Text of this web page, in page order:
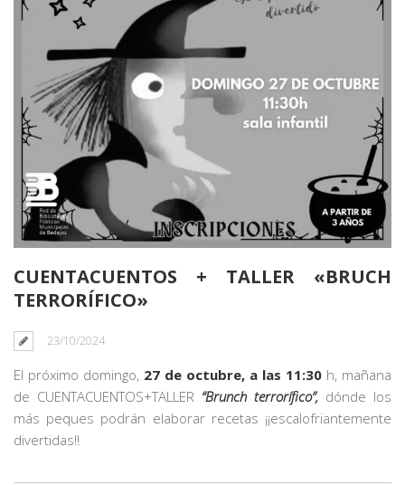
CUENTACUENTOS + TALLER «BRUCH
TERRORÍFICO»
23/10/2024
El próximo domingo, 27 de octubre, a las 11:30 h, mañana
de CUENTACUENTOS+TALLER “Brunch terrorífico”, dónde los
más peques podrán elaborar recetas ¡¡escalofriantemente
divertidas!!